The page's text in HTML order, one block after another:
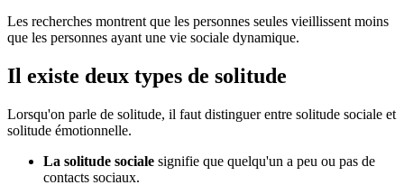
Les recherches montrent que les personnes seules vieillissent moins
que les personnes ayant une vie sociale dynamique.
Il existe deux types de solitude
Lorsqu'on parle de solitude, il faut distinguer entre solitude sociale et
solitude émotionnelle.
La solitude sociale signifie que quelqu'un a peu ou pas de
contacts sociaux.